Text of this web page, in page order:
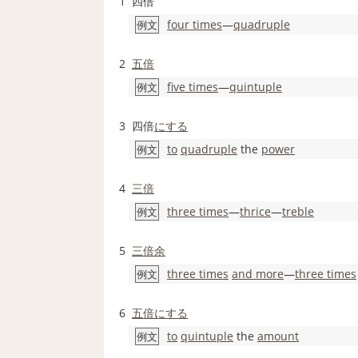
例文 four times―quadruple
2 五倍
例文 five times―quintuple
3 四倍にする
例文 to quadruple the power
4 三倍
例文 three times―thrice―treble
5 三倍余
例文 three times and more―three times
6 五倍にする
例文 to quintuple the amount